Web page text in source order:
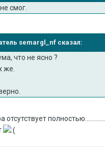
смог.
semargl_nf сказал:
что не ясно ?
же.
полностью...............